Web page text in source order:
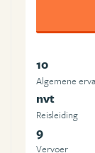
10
Algemene
nvt
Reisleiding
9
Vervoer